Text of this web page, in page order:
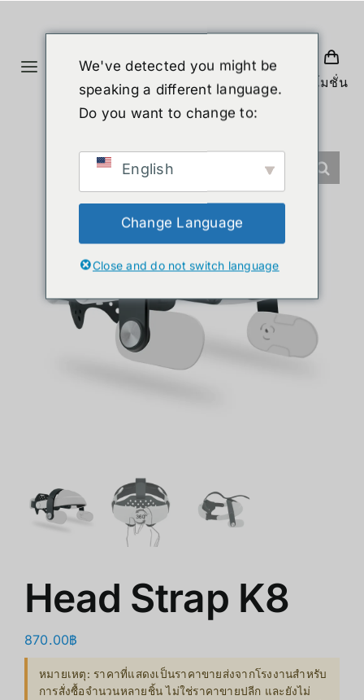
เนื้อหาToggle
Navigation
หน้าแรก
หุ่นยนต์รูปร่างมนุษย์
ข่าวสาร
เกี่ยวกับเรา
โปรโมชั่น
Head Strap K8
870.00฿
หมายเหตุ: ราคาที่แสดงเป็นราคาขายส่งจากโรงงานสำหรับ
การสั่งซื้อจำนวนหลายชิ้น ไม่ใช่ราคาขายปลีก และยังไม่
We've detected you might be
speaking a different language.
Do you want to change to:
English
Change Language
Close and do not switch language